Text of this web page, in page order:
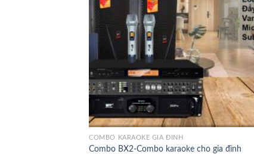
COMBO KARAOKE GIA ĐÌNH
Combo BX2-Combo karaoke cho gia đình